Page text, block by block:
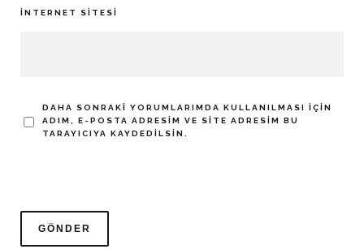
İNTERNET SITESI
DAHA SONRAKI YORUMLARIMDA KULLANILMASI IÇIN
ADIM, E-POSTA ADRESIM VE SITE ADRESIM BU
TARAYICIYA KAYDEDILSIN.